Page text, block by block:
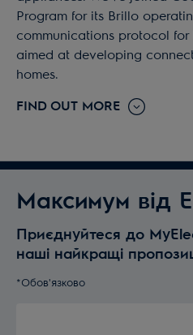
Program for its Brillo
communications protocol
aimed at developing
homes.
FIND OUT MORE
Максимум від
Приєднуйтеся до
наші найкращі
*Обов'язково